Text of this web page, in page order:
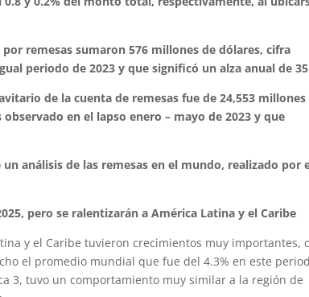
remesas sumaron 576 millones de dólares, cifra
periodo de 2023 y que significó un alza anual de
de la cuenta de remesas fue de 24,553 millones
en el lapso enero – mayo de 2023 y que
análisis de las remesas en el mundo, realizado por
pero se ralentizarán a América Latina y el Caribe
y el Caribe tuvieron crecimientos muy importantes,
el promedio mundial que fue del 4.3% en este
3, tuvo un comportamiento muy similar a la región de